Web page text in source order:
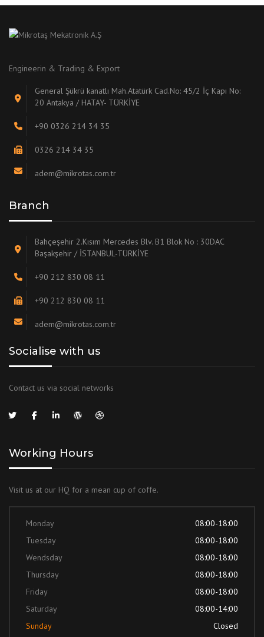
Engineerin & Trading & Export
General Şükrü kanatlı Mah.Atatürk Cad.No: 45/2 İç Kapı No:
20 Antakya / HATAY- TÜRKİYE
+90 0326 214 34 35
0326 214 34 35
adem@mikrotas.com.tr
Branch
Bahçeşehir 2.Kısım Mercedes Blv. B1 Blok No : 30DAC
Başakşehir / İSTANBUL-TÜRKİYE
+90 212 830 08 11
+90 212 830 08 11
adem@mikrotas.com.tr
Socialise with us
Contact us via social networks
Working Hours
Visit us at our HQ for a mean cup of coffe.
Monday
08:00-18:00
Tuesday
08:00-18:00
Wendsday
08:00-18:00
Thursday
08:00-18:00
Friday
08:00-18:00
Saturday
08:00-14:00
Sunday
Closed